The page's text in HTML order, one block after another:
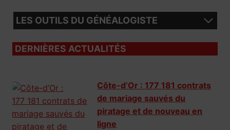
LES OUTILS DU GÉNÉALOGISTE
DERNIÈRES ACTUALITÉS
Côte-d’Or : 177 181 contrats
de mariage sauvés du
piratage et de nouveau en
ligne